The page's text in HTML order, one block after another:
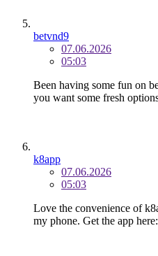
betvnd9
07.06.2026
05:03
Been having some fun on
you want some fresh
k8app
07.06.2026
05:03
Love the convenience of
my phone. Get the app here: